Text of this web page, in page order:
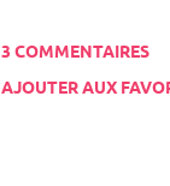
3 COMMENTAIRES
AJOUTER AUX